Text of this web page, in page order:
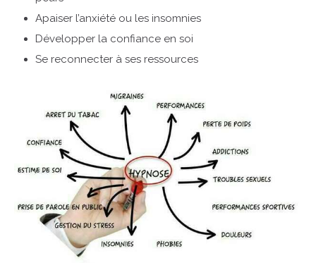
Apaiser l’anxiété ou les insomnies
Développer la confiance en soi
Se reconnecter à ses ressources